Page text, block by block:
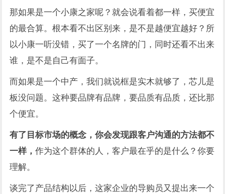
那如果是一个小康之家呢？就会说看着都一样，买便宜
的最合算。根本看不出区别来，是不是越便宜越好？所
以小康一听没错，买了一个名牌的门，同时还看不出来
谁，是不是自己有面子。
而如果是一个中产，我们就说框是实木就够了，芯儿是
板没问题。这种要品牌有品牌，要品质有品质，还比那
个便宜。
有了目标市场的概念，你会发现跟客户沟通的方法都不
一样，作为这个群体的人，客户最在乎的是什么？你要
理解。
谈完了产品结构以后，这家企业的导购员又提出来一个